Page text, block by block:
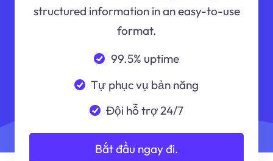
structured information in an easy-to-use
format.
99.5% uptime
Tự phục vụ bản năng
Đội hỗ trợ 24/7
Bắt đầu ngay đi.